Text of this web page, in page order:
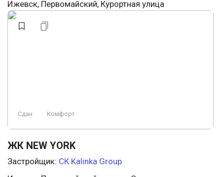
Ижевск, Первомайский, Курортная улица
Сдан Комфорт
ЖК NEW YORK
Застройщик: СК Kalinka Group